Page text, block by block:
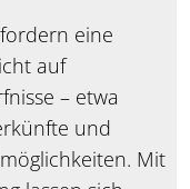
eine
auf
– etwa
und
Mit